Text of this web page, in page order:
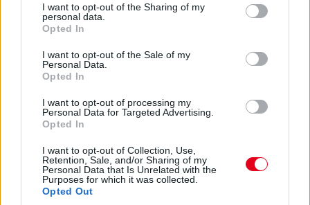
not limited to your visit or usage behaviour. You may click to
grant or deny consent to Google and its third-party tags to
use your data for below specified purposes in below Google
consent section.
I want to opt-out of the Sharing of my
personal data.
Opted In
I want to opt-out of the Sale of my
Personal Data.
Opted In
I want to opt-out of processing my
Personal Data for Targeted Advertising.
Opted In
I want to opt-out of Collection, Use,
Retention, Sale, and/or Sharing of my
Personal Data that Is Unrelated with the
Purposes for which it was collected.
Opted Out
„Nem tudom, a többiekkel mi a helyzet, de az biztos, hogy egy
a jövő év között. Arra számítok, hogy ez hamarabb meg fog
történni, mint tavaly. Szóval főleg a szabályzat fényében
dönteni fogunk” – idézi Mekiest a Crash.net. „Ami minket illet,
rengeteg fejlesztést hoztunk mostanáig, hogy próbáljuk
korrigálni azt a hatalmas hátrányt, amivel eleinte rendelkeztünk.
Valószínűleg nehéz elképzelni, hogy ebben a ritmusban fogjuk
hogy ledolgozzuk ezt az utolsó három tizedmásodpercet.”